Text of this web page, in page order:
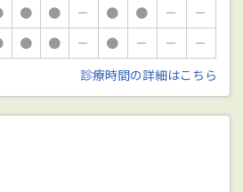
● ● － ● ● －
－
● ● － ● － －
－
診療時間の詳細はこちら